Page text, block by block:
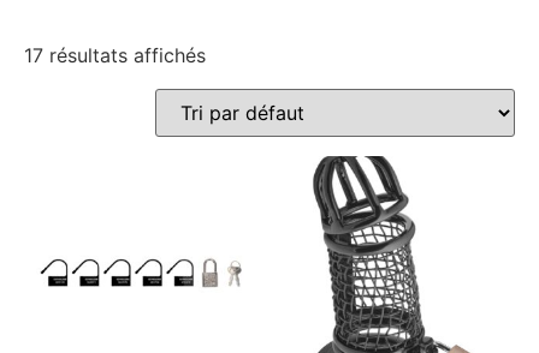
17 résultats affichés